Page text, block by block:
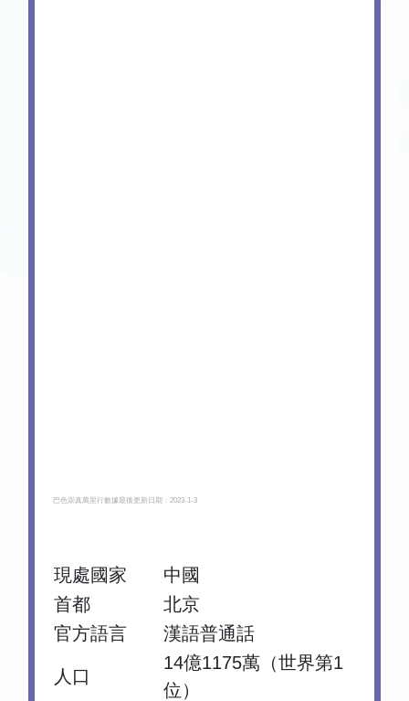
巴色崇真萬里行數據最後更新日期：2023-1-3
現處國家
中國
首都
北京
官方語言
漢語普通話
人口
14億1175萬（世界第1
位）